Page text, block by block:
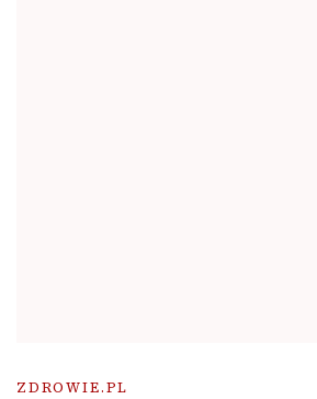
ZDROWIE.PL